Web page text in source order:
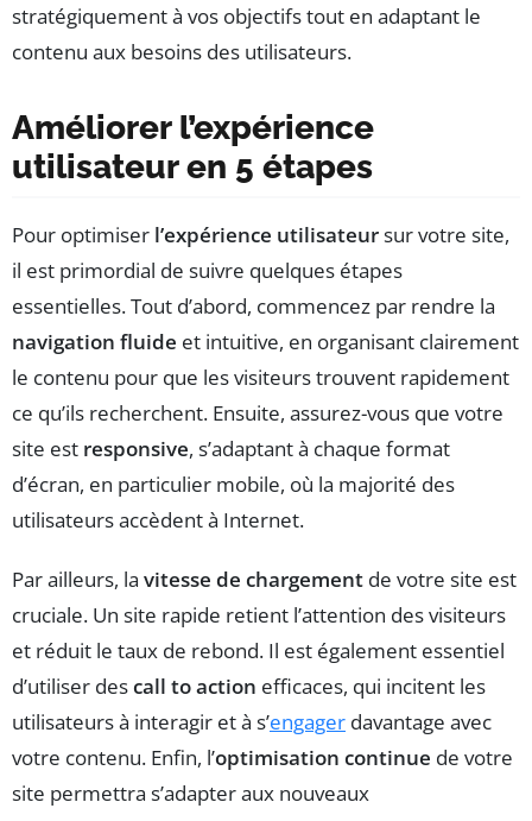
stratégiquement à vos objectifs tout en adaptant le
contenu aux besoins des utilisateurs.
Améliorer l’expérience
utilisateur en 5 étapes
Pour optimiser l’expérience utilisateursur votre site,
il est primordial de suivre quelques étapes
essentielles. Tout d’abord, commencez par rendre la
navigation fluide et intuitive, en organisant clairement
le contenu pour que les visiteurs trouvent rapidement
ce qu’ils recherchent. Ensuite, assurez-vous que votre
site est responsive, s’adaptant à chaque format
d’écran, en particulier mobile, où la majorité des
utilisateurs accèdent à Internet.
Par ailleurs, la vitesse de chargement de votre site est
cruciale. Un site rapide retient l’attention des visiteurs
et réduit le taux de rebond. Il est également essentiel
d’utiliser descall to action efficaces, qui incitent les
utilisateurs à interagir et à s’engager davantage avec
votre contenu. Enfin, l’optimisation continue de votre
site permettra s’adapter aux nouveaux